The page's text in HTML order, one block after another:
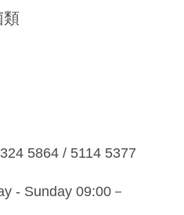
類
5864 / 5114 5377
- Sunday 09:00－